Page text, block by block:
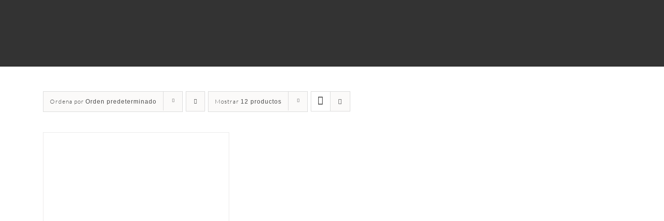
Ordena por Orden predeterminado Mostrar 12 productos